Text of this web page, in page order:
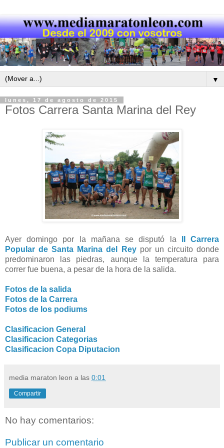
▼
lunes, 17 de agosto de 2015
Fotos Carrera Santa Marina del Rey
Ayer domingo por la mañana se disputó la
II Carrera
Popular de Santa Marina del Reypor un circuito donde
predominaron las piedras, aunque la temperatura para
correr fue buena, a pesar de la hora de la salida.
Fotos de la salida
Fotos de la Carrera
Fotos de los podiums
Clasificacion General
Clasificacion Categorias
Clasificacion Copa Diputacion
media maraton leon a las 0:01
Compartir
No hay comentarios:
Publicar un comentario